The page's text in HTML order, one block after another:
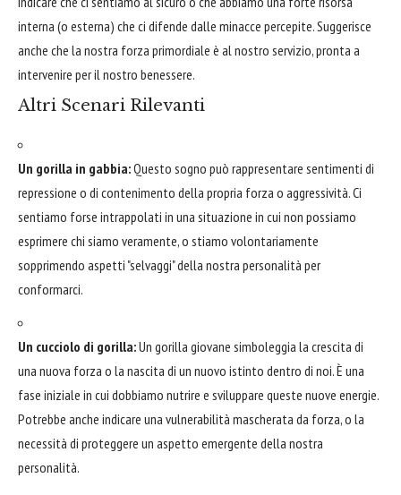
interna (o esterna) che ci difende dalle minacce percepite. Suggerisce
anche che la nostra forza primordiale è al nostro servizio, pronta a
intervenire per il nostro benessere.
Altri Scenari Rilevanti
Un gorilla in gabbia:Questo sogno può rappresentare sentimenti di
repressione o di contenimento della propria forza o aggressività. Ci
sentiamo forse intrappolati in una situazione in cui non possiamo
esprimere chi siamo veramente, o stiamo volontariamente
sopprimendo aspetti "selvaggi" della nostra personalità per
conformarci.
Un cucciolo di gorilla:Un gorilla giovane simboleggia la crescita di
una nuova forza o la nascita di un nuovo istinto dentro di noi. È una
fase iniziale in cui dobbiamo nutrire e sviluppare queste nuove energie.
Potrebbe anche indicare una vulnerabilità mascherata da forza, o la
necessità di proteggere un aspetto emergente della nostra
personalità.